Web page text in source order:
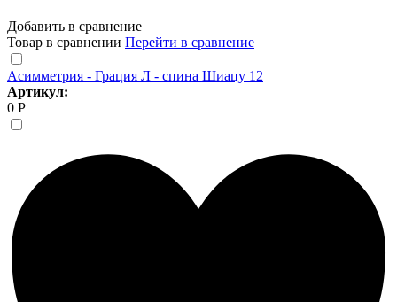
Добавить в сравнение
Товар в сравнении Перейти в сравнение
Асимметрия - Грация Л - спина Шиацу 12
Артикул:
0 Р